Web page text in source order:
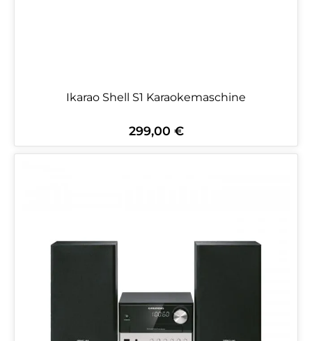
Ikarao Shell S1 Karaokemaschine
Regulärer Preis:
299,00 €